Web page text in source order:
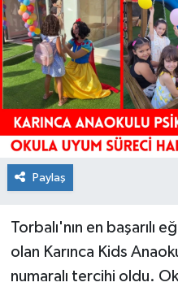
Paylaş
Torbalı'nın en başarılı
olan Karınca Kids
numaralı tercihi oldu.